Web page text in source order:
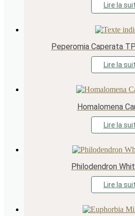
Lire la
Peperomia Caperata
Lire la
Homalomena
Lire la
Philodendron
Lire la